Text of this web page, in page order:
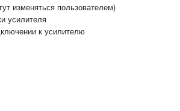
изменяться пользователем)
усилителя
к усилителю